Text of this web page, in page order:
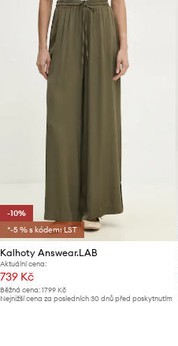
-10%
*-5 % s kódem: LST
Kalhoty Answear.LAB
Aktuální cena:
739 Kč
Běžná cena:1799 Kč
Nejnižší cena za posledních 30 dnů před poskytnutím